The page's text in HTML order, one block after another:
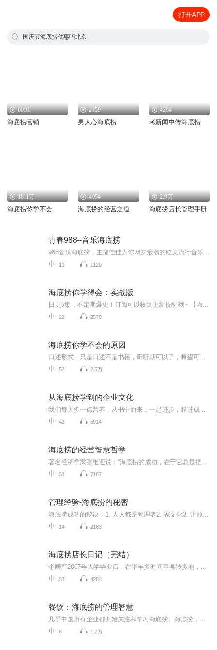
打开APP
国庆节海底捞优惠吗北京
6091
海底捞营销
2859
男人心海底捞
4294
考新闻中传海底捞
18.1万
海底捞你学不会
4054
海底捞的经营之道
2.9万
海底捞店长管理手册
青春988--音乐海底捞
10 1120
海底捞你学得会：实战版
22 2570
海底捞你学不会的原因
52 2.5万
从海底捞学到的企业文化
42 5914
海底捞的经营智慧哲学
38 7167
管理经验-海底捞的秘密
14 2163
海底捞店长日记（完结）
33 4284
餐饮：海底捞的管理智慧
6 1.7万